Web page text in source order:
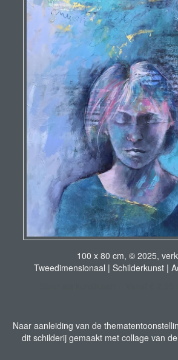
100 x 80 cm, © 2025,
Tweedimensionaal | Schilderkunst |
Naar aanleiding van de
dit schilderij gemaakt met collage van